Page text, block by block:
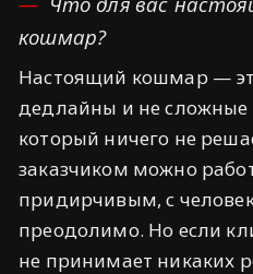
кошмар?
Настоящий кошмар —
дедлайны и не сложные
который ничего не
заказчиком можно
придирчивым, с
преодолимо. Но если
не принимает никаких